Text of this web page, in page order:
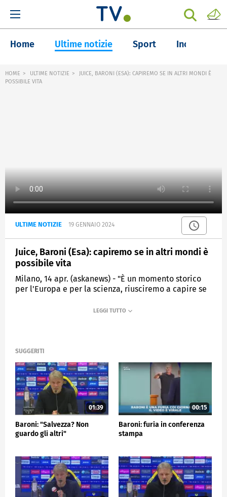
Home Ultime notizie Sport Inchieste
HOME ULTIME NOTIZIE
JUICE, BARONI (ESA): CAPIREMO SE IN ALTRI MONDI È
POSSIBILE VITA
ULTIME NOTIZIE 19 GENNAIO 2024
Juice, Baroni (Esa): capiremo se in altri mondi è
possibile vita
Milano, 14 apr. (askanews) - "È un momento storico
per l'Europa e per la scienza, riusciremo a capire se
sostenuta la vita". Così Manuela Baroni, ingegnera di
lune ghiacciate di Giove.
SUGGERITI
01:39
Baroni: "Salvezza? Non
guardo gli altri"
00:15
Baroni: furia in conferenza
stampa